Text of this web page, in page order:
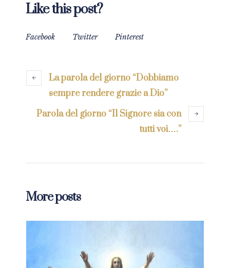
Like this post?
Facebook Twitter Pinterest
La parola del giorno “Dobbiamo
sempre rendere grazie a Dio”
Parola del giorno “Il Signore sia con
tutti voi….”
More posts